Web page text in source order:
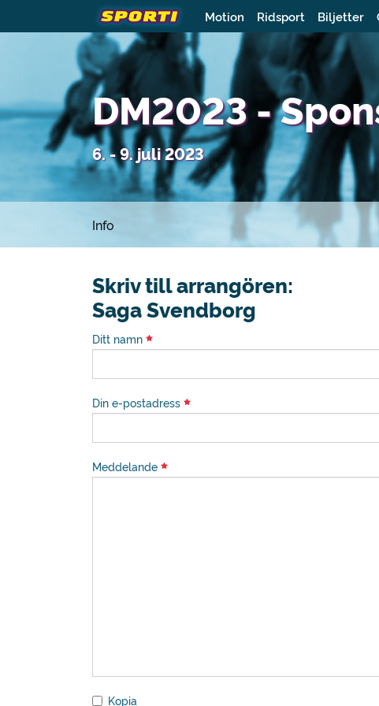
Motion Ridsport Biljetter
DM2023 -
6. - 9. juli 2023
Info
Skriv till arrangören:
Saga Svendborg
Ditt namn
Din e-postadress
Meddelande
Kopia